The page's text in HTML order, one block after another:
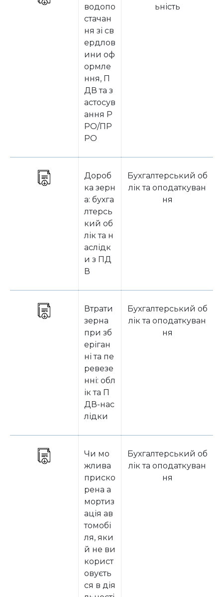
водопо
стачан
ня зі св
ердлов
ини оф
ормле
ння, П
ДВ та з
астосув
ання Р
РО/ПР
РО
ьність
Дороб
ка зерн
а: бухга
лтерсь
кий об
лік та н
аслідк
и з ПД
В
Бухгалтерський об
лік та оподаткуван
ня
Втрати
зерна
при зб
еріган
ні та пе
ревезе
нні: обл
ік та П
ДВ-нас
лідки
Бухгалтерський об
лік та оподаткуван
ня
Чи мо
жлива
приско
рена а
мортиз
ація ав
томобі
ля, яки
й не ви
корист
овуєть
ся в дія
Бухгалтерський об
лік та оподаткуван
ня